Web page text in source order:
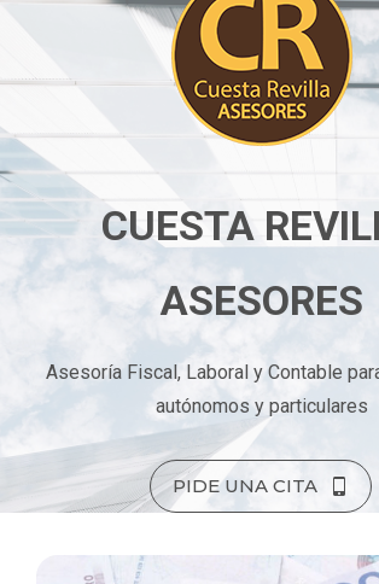
CUESTA
ASESORES
Asesoría Fiscal, Laboral y Contable
autónomos y particulares
PIDE UNA CITA